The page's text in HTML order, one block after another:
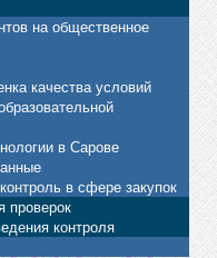
на общественное
качества условий
в Сарове
в сфере закупок
проверок
контроля